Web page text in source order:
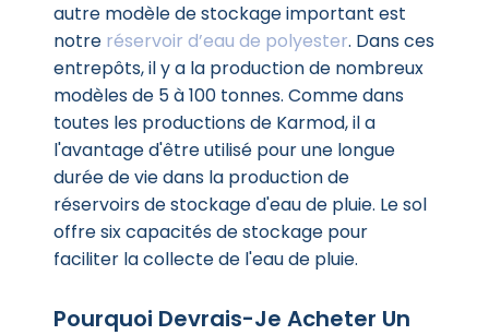
autre modèle de stockage important est
notre réservoir d’eau de polyester. Dans ces
entrepôts, il y a la production de nombreux
modèles de 5 à 100 tonnes. Comme dans
toutes les productions de Karmod, il a
l'avantage d'être utilisé pour une longue
durée de vie dans la production de
réservoirs de stockage d'eau de pluie. Le sol
offre six capacités de stockage pour
faciliter la collecte de l'eau de pluie.
Pourquoi Devrais-Je Acheter Un